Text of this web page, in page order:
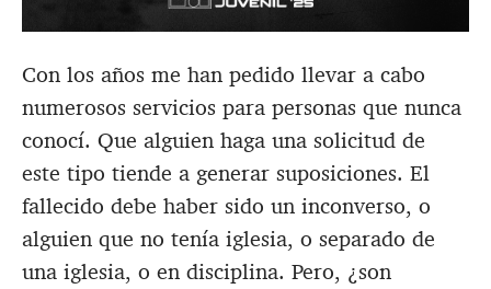
Con los años me han pedido llevar a cabo
numerosos servicios para personas que nunca
conocí. Que alguien haga una solicitud de
este tipo tiende a generar suposiciones. El
fallecido debe haber sido un inconverso, o
alguien que no tenía iglesia, o separado de
una iglesia, o en disciplina. Pero, ¿son